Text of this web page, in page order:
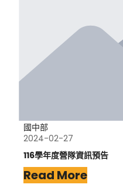
國中部
2024-02-27
116學年度營隊資訊預告
Read More